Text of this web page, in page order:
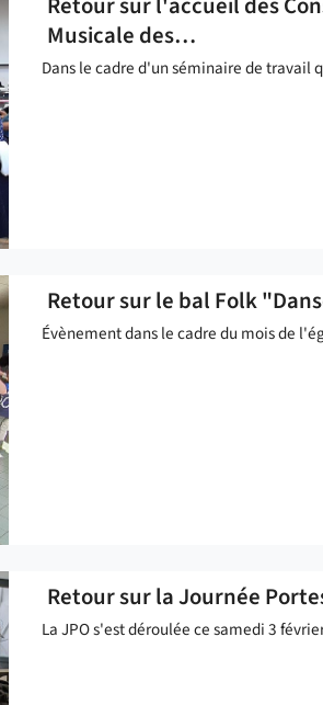
Musicale des…
Dans le cadre d'un séminaire de travail
Retour sur le bal Folk
Évènement dans le cadre du mois de
Retour sur la Journée
La JPO s'est déroulée ce samedi 3